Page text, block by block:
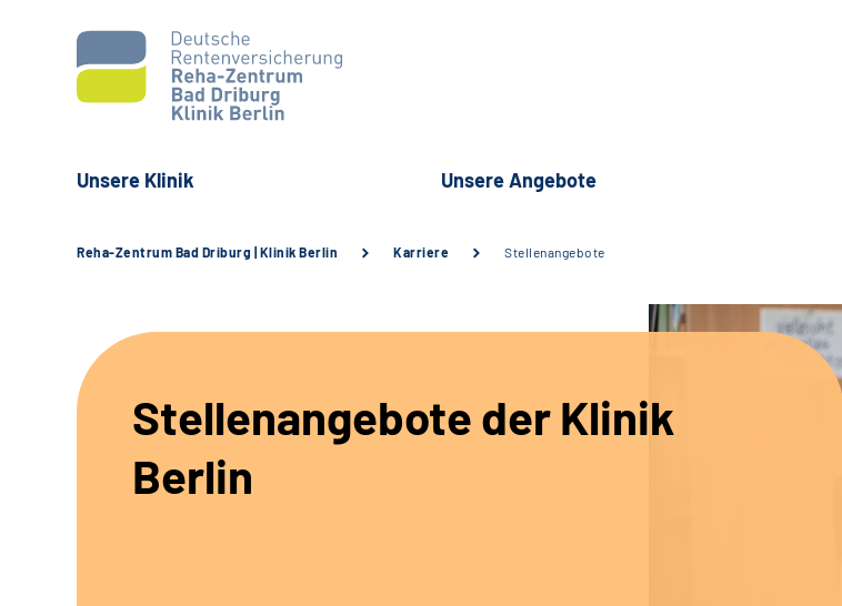
Unsere Klinik Unsere Angebote
Reha-Zentrum Bad Driburg | Klinik Berlin Karriere Stellenangebote
Stellenangebote der Klinik
Berlin